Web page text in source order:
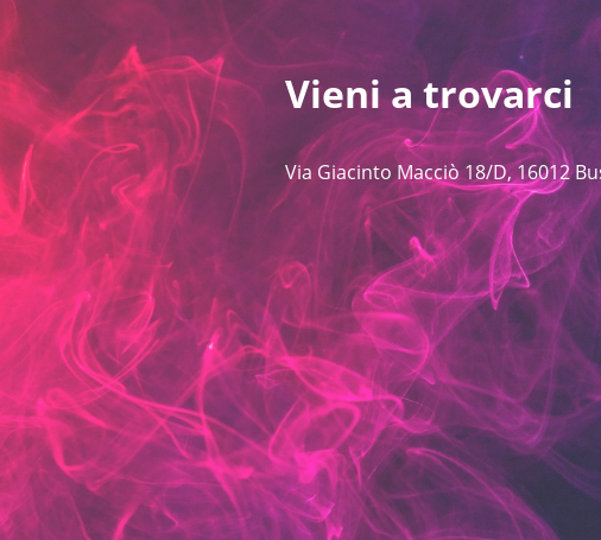
Vieni a trovarci
Via Giacinto Macciò 18/D, 16012